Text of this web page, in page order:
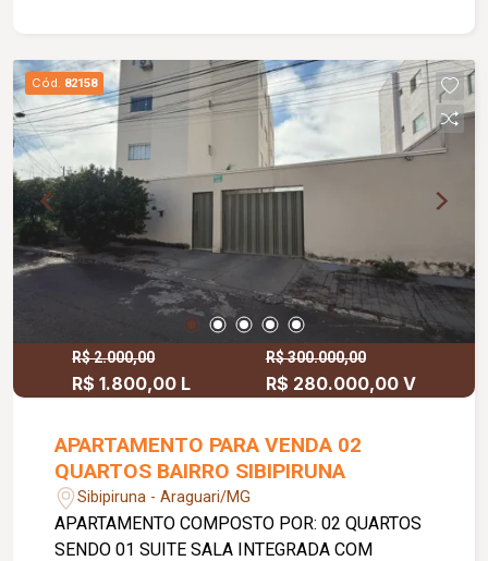
Cód. 82158
R$ 2.000,00
R$ 1.800,00 L
R$ 300.000,00
R$ 280.000,00 V
APARTAMENTO PARA VENDA 02
QUARTOS BAIRRO SIBIPIRUNA
Sibipiruna - Araguari/MG
APARTAMENTO COMPOSTO POR: 02 QUARTOS
SENDO 01 SUITE SALA INTEGRADA COM